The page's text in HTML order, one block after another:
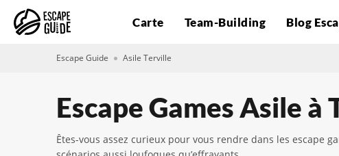
Carte Team-Building Blog
Escape Guide Asile Terville
Escape Games Asile à
Êtes-vous assez curieux pour vous rendre dans les escape